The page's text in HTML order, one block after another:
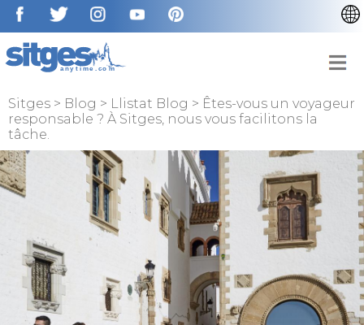
CATALÀ
ESPAÑOL
DEUTSCH
Sitges > Blog > Llistat Blog > Êtes-vous un voyageur
responsable ? À Sitges, nous vous facilitons la
tâche.